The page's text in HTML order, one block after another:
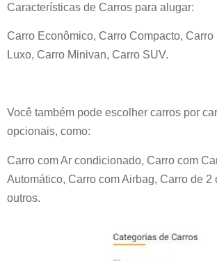
Características de Carros para alugar:
Carro Econômico, Carro Compacto,
Luxo, Carro Minivan, Carro SUV.
Você também pode escolher carros por
opcionais, como:
Carro com Ar condicionado, Carro com
Automático, Carro com Airbag, Carro de 2
outros.